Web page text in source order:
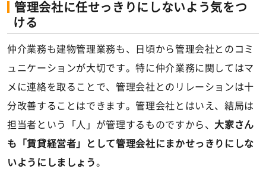
管理会社に任せっきりにしないよう気をつ
ける
仲介業務も建物管理業務も、日頃から管理会社とのコミ
ュニケーションが大切です。特に仲介業務に関してはマ
メに連絡を取ることで、管理会社とのリレーションは十
分改善することはできます。管理会社とはいえ、結局は
担当者という「人」が管理するものですから、 大家さん
も「賃貸経営者」として管理会社にまかせっきりにしな
いようにしましょう。